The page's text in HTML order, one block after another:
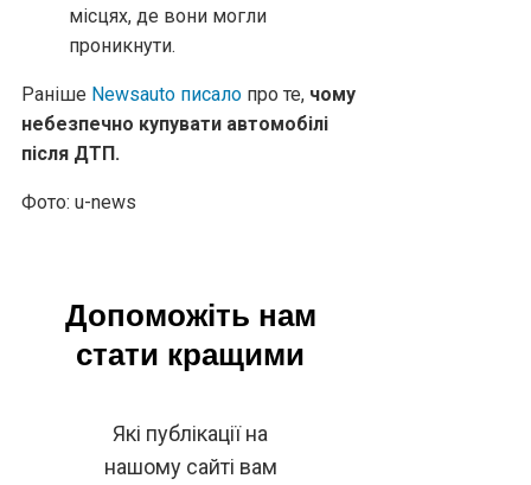
місцях, де вони могли
проникнути.
Раніше Newsauto писало про те, чому
небезпечно купувати автомобілі
після ДТП.
Фото: u-news
Допоможіть нам
стати кращими
Які публікації на
нашому сайті вам